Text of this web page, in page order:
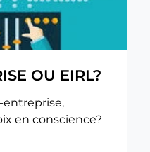
OU EIRL?
entreprise,
en conscience?